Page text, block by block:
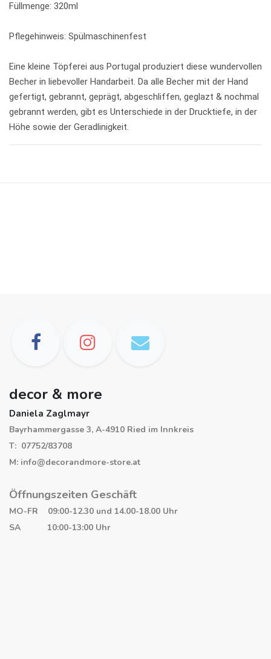
Füllmenge: 320ml
Pflegehinweis: Spülmaschinenfest
Eine kleine Töpferei aus Portugal produziert diese wundervollen
Becher in liebevoller Handarbeit. Da alle Becher mit der Hand
gefertigt, gebrannt, geprägt, abgeschliffen, geglazt & nochmal
gebrannt werden, gibt es Unterschiede in der Drucktiefe, in der
Höhe sowie der Geradlinigkeit.
decor & more
Daniela Zaglmayr
Bayrhammergasse 3, A-4910 Ried im Innkreis
T: 07752/83708
M: info@decorandmore-store.at
Öffnungszeiten Geschäft
MO-FR 09:00-12.30 und 14.00-18.00 Uhr
SA 10:00-13:00 Uhr